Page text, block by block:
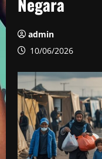
admin
10/06/2026